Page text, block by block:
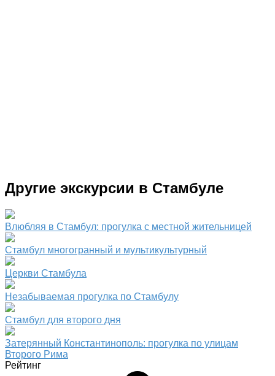
Другие экскурсии в Стамбуле
Влюбляя в Стамбул: прогулка с местной жительницей
Стамбул многогранный и мультикультурный
Церкви Стамбула
Незабываемая прогулка по Стамбулу
Стамбул для второго дня
Затерянный Константинополь: прогулка по улицам
Второго Рима
Рейтинг